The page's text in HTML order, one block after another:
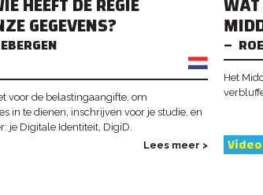
GEGEVENS?
voor de belastingaangifte, om
in te dienen, inschrijven voor je studie, en
je Digitale Identiteit, DigiD.
Lees meer >
Het